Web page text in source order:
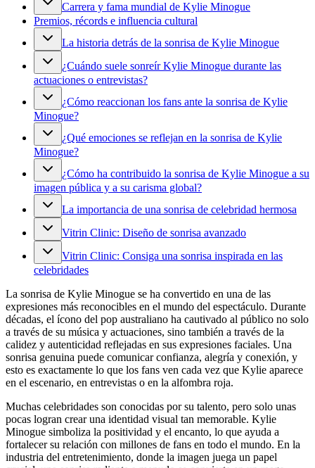
Carrera y fama mundial de Kylie Minogue
Premios, récords e influencia cultural
La historia detrás de la sonrisa de Kylie Minogue
¿Cuándo suele sonreír Kylie Minogue durante las
actuaciones o entrevistas?
¿Cómo reaccionan los fans ante la sonrisa de Kylie
Minogue?
¿Qué emociones se reflejan en la sonrisa de Kylie
Minogue?
¿Cómo ha contribuido la sonrisa de Kylie Minogue a su
imagen pública y a su carisma global?
La importancia de una sonrisa de celebridad hermosa
Vitrin Clinic: Diseño de sonrisa avanzado
Vitrin Clinic: Consiga una sonrisa inspirada en las
celebridades
La sonrisa de Kylie Minogue se ha convertido en una de las
expresiones más reconocibles en el mundo del espectáculo. Durante
décadas, el ícono del pop australiano ha cautivado al público no solo
a través de su música y actuaciones, sino también a través de la
calidez y autenticidad reflejadas en sus expresiones faciales. Una
sonrisa genuina puede comunicar confianza, alegría y conexión, y
esto es exactamente lo que los fans ven cada vez que Kylie aparece
en el escenario, en entrevistas o en la alfombra roja.
Muchas celebridades son conocidas por su talento, pero solo unas
pocas logran crear una identidad visual tan memorable. Kylie
Minogue simboliza la positividad y el encanto, lo que ayuda a
fortalecer su relación con millones de fans en todo el mundo. En la
industria del entretenimiento, donde la imagen juega un papel